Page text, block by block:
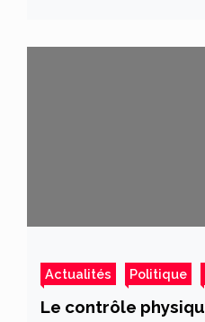
Actualités Politique
Le contrôle